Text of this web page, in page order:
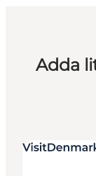
Adda